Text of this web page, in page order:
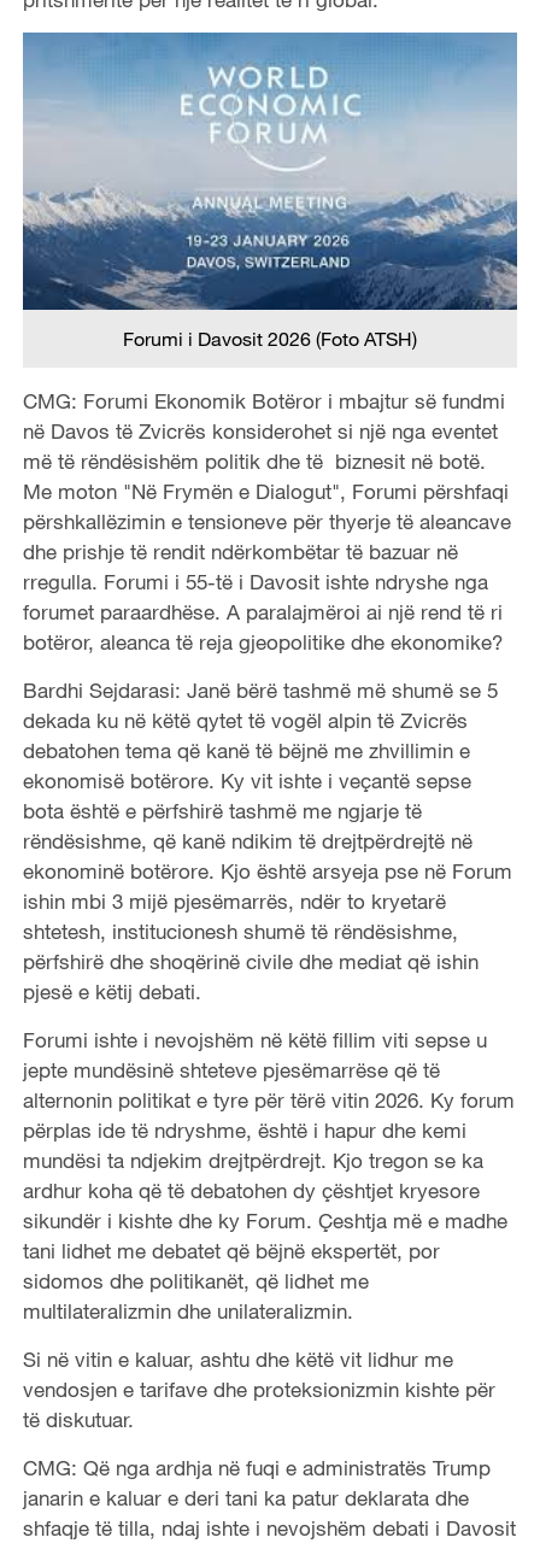
Forumi i Davosit 2026 (Foto ATSH)
CMG: Forumi Ekonomik Botëror i mbajtur së fundmi
në Davos të Zvicrës konsiderohet si një nga eventet
më të rëndësishëm politik dhe të biznesit në botë.
Me moton "Në Frymën e Dialogut", Forumi përshfaqi
përshkallëzimin e tensioneve për thyerje të aleancave
dhe prishje të rendit ndërkombëtar të bazuar në
rregulla. Forumi i 55-të i Davosit ishte ndryshe nga
forumet paraardhëse. A paralajmëroi ai një rend të ri
botëror, aleanca të reja gjeopolitike dhe ekonomike?
Bardhi Sejdarasi: Janë bërë tashmë më shumë se 5
dekada ku në këtë qytet të vogël alpin të Zvicrës
debatohen tema që kanë të bëjnë me zhvillimin e
ekonomisë botërore. Ky vit ishte i veçantë sepse
bota është e përfshirë tashmë me ngjarje të
rëndësishme, që kanë ndikim të drejtpërdrejtë në
ekonominë botërore. Kjo është arsyeja pse në Forum
ishin mbi 3 mijë pjesëmarrës, ndër to kryetarë
shtetesh, institucionesh shumë të rëndësishme,
përfshirë dhe shoqërinë civile dhe mediat që ishin
pjesë e këtij debati.
Forumi ishte i nevojshëm në këtë fillim viti sepse u
jepte mundësinë shteteve pjesëmarrëse që të
alternonin politikat e tyre për tërë vitin 2026. Ky forum
përplas ide të ndryshme, është i hapur dhe kemi
mundësi ta ndjekim drejtpërdrejt. Kjo tregon se ka
ardhur koha që të debatohen dy çështjet kryesore
sikundër i kishte dhe ky Forum. Çeshtja më e madhe
tani lidhet me debatet që bëjnë ekspertët, por
sidomos dhe politikanët, që lidhet me
multilateralizmin dhe unilateralizmin.
Si në vitin e kaluar, ashtu dhe këtë vit lidhur me
vendosjen e tarifave dhe proteksionizmin kishte për
të diskutuar.
CMG: Që nga ardhja në fuqi e administratës Trump
janarin e kaluar e deri tani ka patur deklarata dhe
shfaqje të tilla, ndaj ishte i nevojshëm debati i Davosit